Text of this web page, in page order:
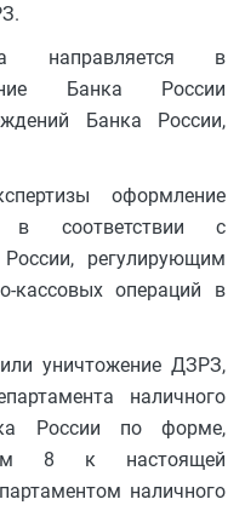
направляется в
Банка России
Банка России,
оформление
в соответствии с
регулирующим
кассовых операций в
уничтожение ДЗРЗ,
наличного
России по форме,
8 к настоящей
наличного